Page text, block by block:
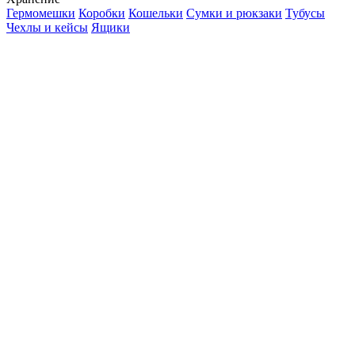
Гермомешки Коробки Кошельки Сумки и рюкзаки Тубусы
Чехлы и кейсы Ящики